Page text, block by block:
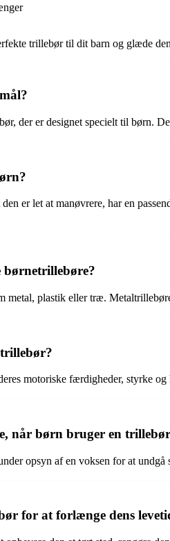
trillebør til dit barn og glæde
der er designet specielt til børn.
er let at manøvrere, har en
plastik eller træ.
motoriske færdigheder, styrke
når børn bruger en
opsyn af en voksen for at
for at forlænge dens